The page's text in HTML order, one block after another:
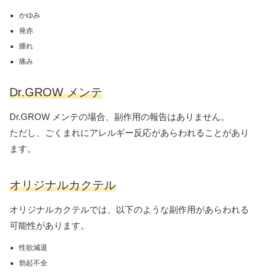
かゆみ
発赤
腫れ
痛み
Dr.GROW メンテ
Dr.GROW メンテの場合、副作用の報告はありません。
ただし、ごくまれにアレルギー反応があらわれることがあり
ます。
オリジナルカクテル
オリジナルカクテルでは、以下のような副作用があらわれる
可能性があります。
性欲減退
勃起不全